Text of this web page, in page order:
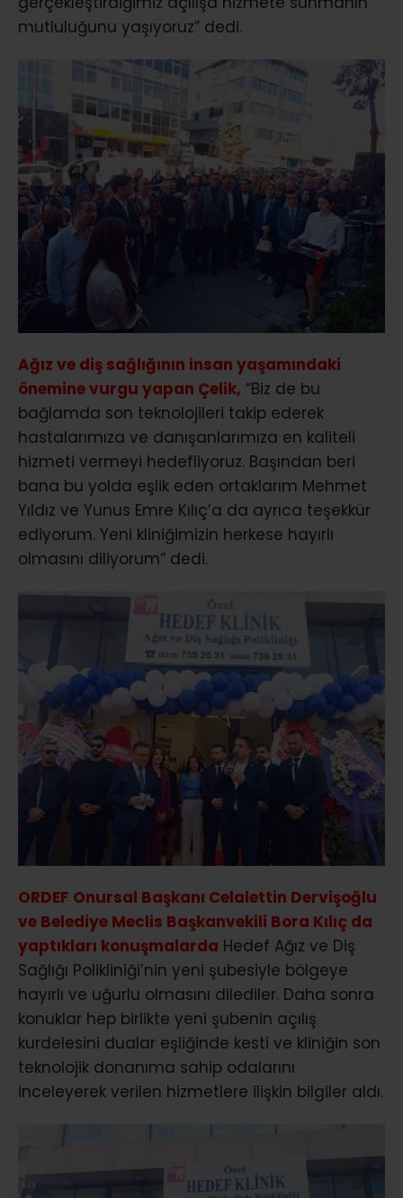
mutluluğunu yaşıyoruz” dedi.
Ağız ve diş sağlığının insan yaşamındaki
önemine vurgu yapan Çelik, “Biz de bu
bağlamda son teknolojileri takip ederek
hastalarımıza ve danışanlarımıza en kaliteli
hizmeti vermeyi hedefliyoruz. Başından beri
bana bu yolda eşlik eden ortaklarım Mehmet
Yıldız ve Yunus Emre Kılıç’a da ayrıca teşekkür
ediyorum. Yeni kliniğimizin herkese hayırlı
olmasını diliyorum” dedi.
ORDEF Onursal Başkanı Celalettin Dervişoğlu
ve Belediye Meclis Başkanvekili Bora Kılıç da
yaptıkları konuşmalarda Hedef Ağız ve Diş
Sağlığı Polikliniği’nin yeni şubesiyle bölgeye
hayırlı ve uğurlu olmasını dilediler. Daha sonra
konuklar hep birlikte yeni şubenin açılış
kurdelesini dualar eşliğinde kesti ve kliniğin son
teknolojik donanıma sahip odalarını
inceleyerek verilen hizmetlere ilişkin bilgiler aldı.